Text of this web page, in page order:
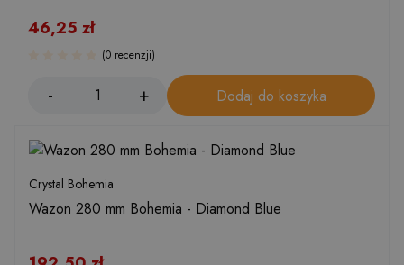
46,25 zł
(0 recenzji)
Dodaj do koszyka
Crystal Bohemia
Wazon 280 mm Bohemia - Diamond Blue